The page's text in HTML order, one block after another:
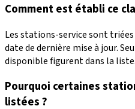
Comment est établi ce
Les stations-service sont
date de dernière mise à jour.
disponible figurent dans la liste.
Pourquoi certaines
listées ?